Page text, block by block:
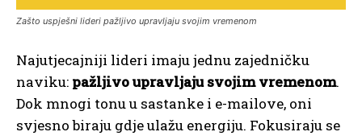
Zašto uspješni lideri pažljivo upravljaju svojim vremenom
Najutjecajniji lideri imaju jednu zajedničku
naviku: pažljivo upravljaju svojim vremenom.
Dok mnogi tonu u sastanke i e-mailove, oni
svjesno biraju gdje ulažu energiju. Fokusiraju se